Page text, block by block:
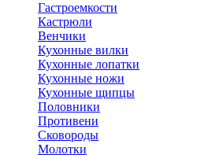
Гастроемкости
Кастрюли
Венчики
Кухонные вилки
Кухонные лопатки
Кухонные ножи
Кухонные щипцы
Половники
Противени
Сковороды
Молотки